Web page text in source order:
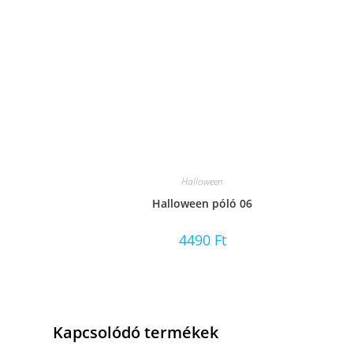
Halloween
Halloween póló 06
4490 Ft
Kapcsolódó termékek